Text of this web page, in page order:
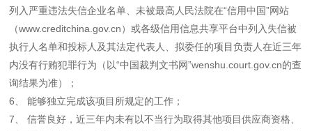
列入严重违法失信企业名单、未被最高人民法院在“信用中国”网站
（www.creditchina.gov.cn）或各级信用信息共享平台中列入失信被
执行人名单和投标人及其法定代表人、拟委任的项目负责人在近三年
内没有行贿犯罪行为（以“中国裁判文书网”wenshu.court.gov.cn的查
询结果为准）；
6、 能够独立完成该项目所规定的工作；
7、 信誉良好，近三年内未有以不当行为取得其他项目供应商资格、